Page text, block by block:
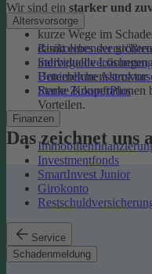
Altersvorsorge
Betriebliche
Rente ZukunftPlus
Finanzen
Investmentfonds
SmartInvest Junior
Girokonto
Service
Schadenmeldung
Wir sind ein starker und
kurze Wege im
damit eines der
individuelle Lösungen
Unternehmensstruktur
Starke Kooperationen
Vorteilen.
Das zeichnet uns